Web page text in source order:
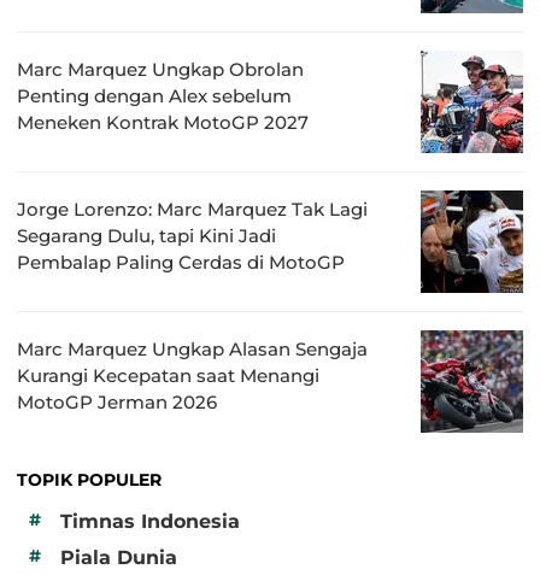
Marc Marquez Ungkap Obrolan
Penting dengan Alex sebelum
Meneken Kontrak MotoGP 2027
Jorge Lorenzo: Marc Marquez Tak Lagi
Segarang Dulu, tapi Kini Jadi
Pembalap Paling Cerdas di MotoGP
Marc Marquez Ungkap Alasan Sengaja
Kurangi Kecepatan saat Menangi
MotoGP Jerman 2026
TOPIK POPULER
#
Timnas Indonesia
# Piala Dunia